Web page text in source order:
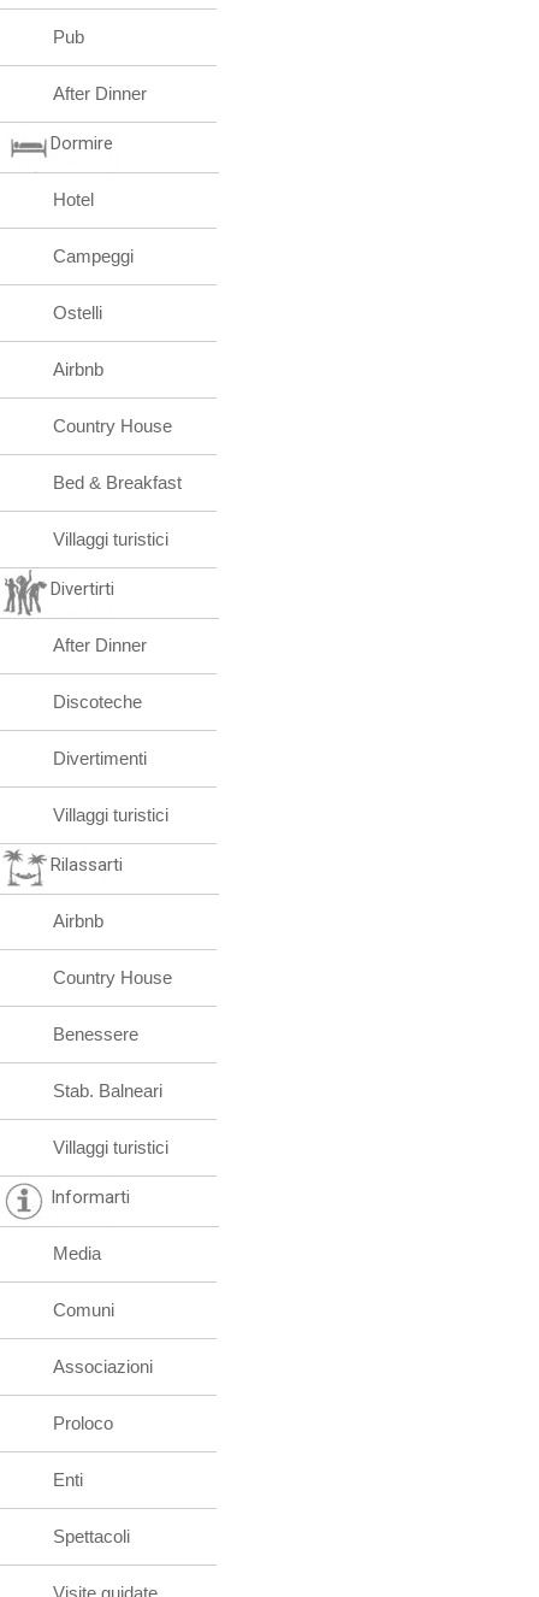
Pub
After Dinner
Dormire
Hotel
Campeggi
Ostelli
Airbnb
Country House
Bed & Breakfast
Villaggi turistici
Divertirti
After Dinner
Discoteche
Divertimenti
Villaggi turistici
Rilassarti
Airbnb
Country House
Benessere
Stab. Balneari
Villaggi turistici
Informarti
Media
Comuni
Associazioni
Proloco
Enti
Spettacoli
Visite guidate